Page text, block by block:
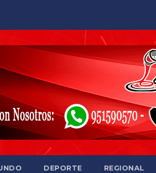
DEPORTE REGIONAL